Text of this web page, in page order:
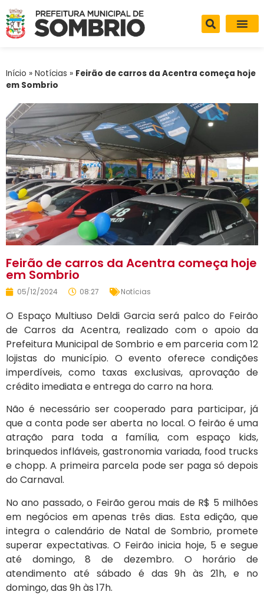
Início » Notícias » Feirão de carros da Acentra começa hoje
em Sombrio
Feirão de carros da Acentra começa hoje
em Sombrio
05/12/2024 08:27 Notícias
O Espaço Multiuso Deldi Garcia será palco do Feirão
de Carros da Acentra, realizado com o apoio da
Prefeitura Municipal de Sombrio e em parceria com 12
lojistas do município. O evento oferece condições
imperdíveis, como taxas exclusivas, aprovação de
crédito imediata e entrega do carro na hora.
Não é necessário ser cooperado para participar, já
que a conta pode ser aberta no local. O feirão é uma
atração para toda a família, com espaço kids,
brinquedos infláveis, gastronomia variada, food trucks
e chopp. A primeira parcela pode ser paga só depois
do Carnaval.
No ano passado, o Feirão gerou mais de R$ 5 milhões
em negócios em apenas três dias. Esta edição, que
integra o calendário de Natal de Sombrio, promete
superar expectativas. O Feirão inicia hoje, 5 e segue
até domingo, 8 de dezembro. O horário de
atendimento até sábado é das 9h às 21h, e no
domingo, das 9h às 17h.